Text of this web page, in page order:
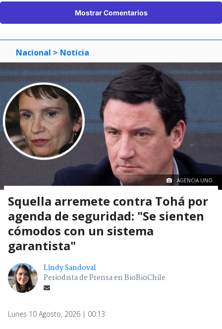
Mostrar Comentarios
Nacional > Noticia
AGENCIA UNO.
Squella arremete contra Tohá por
agenda de seguridad: "Se sienten
cómodos con un sistema
garantista"
Lindy Sandoval
Periodista de Prensa en BioBioChile
Lunes 10 Agosto, 2026 | 00:13